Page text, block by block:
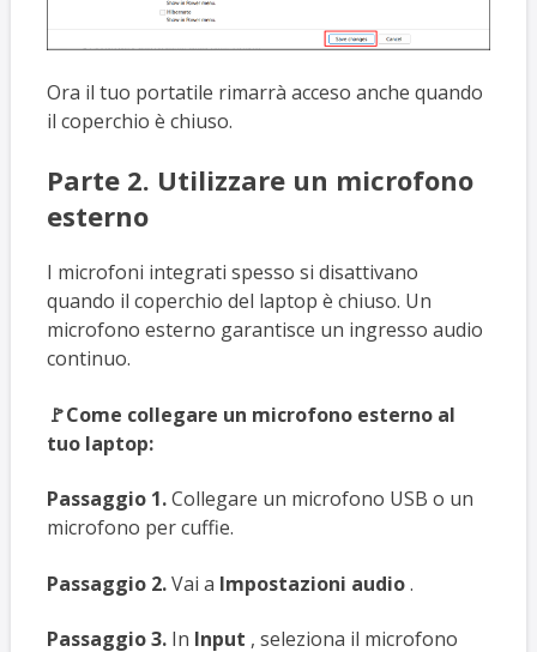
Ora il tuo portatile rimarrà acceso anche quando
il coperchio è chiuso.
Parte 2. Utilizzare un microfono
esterno
I microfoni integrati spesso si disattivano
quando il coperchio del laptop è chiuso. Un
microfono esterno garantisce un ingresso audio
continuo.
🚩Come collegare un microfono esterno al
tuo laptop:
Passaggio 1.Collegare un microfono USB o un
microfono per cuffie.
Passaggio 2.Vai a Impostazioni audio.
Passaggio 3.In Input , seleziona il microfono